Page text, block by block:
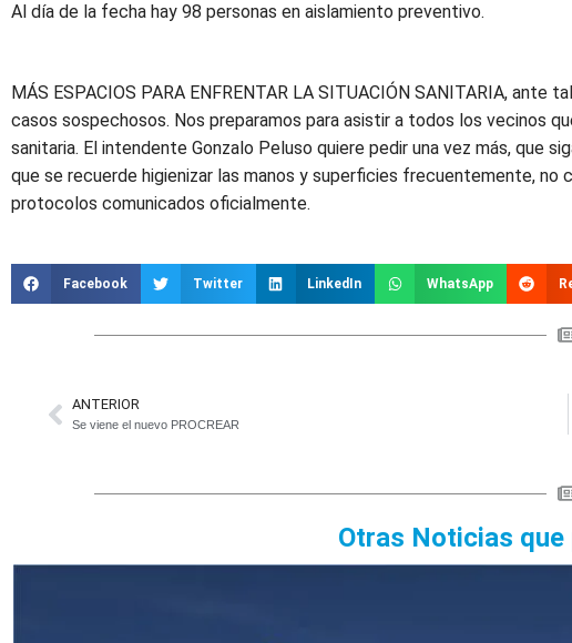
Al día de la fecha hay 98 personas en aislamiento preventivo.
MÁS ESPACIOS PARA ENFRENTAR LA SITUACIÓN SANITARIA,
casos sospechosos. Nos preparamos para asistir a todos los vecinos
sanitaria. El intendente Gonzalo Peluso quiere pedir una vez más, que
que se recuerde higienizar las manos y superficies frecuentemente,
protocolos comunicados oficialmente.
Facebook Twitter LinkedIn WhatsApp
ANTERIOR
Se viene el nuevo PROCREAR
Otras Noticias